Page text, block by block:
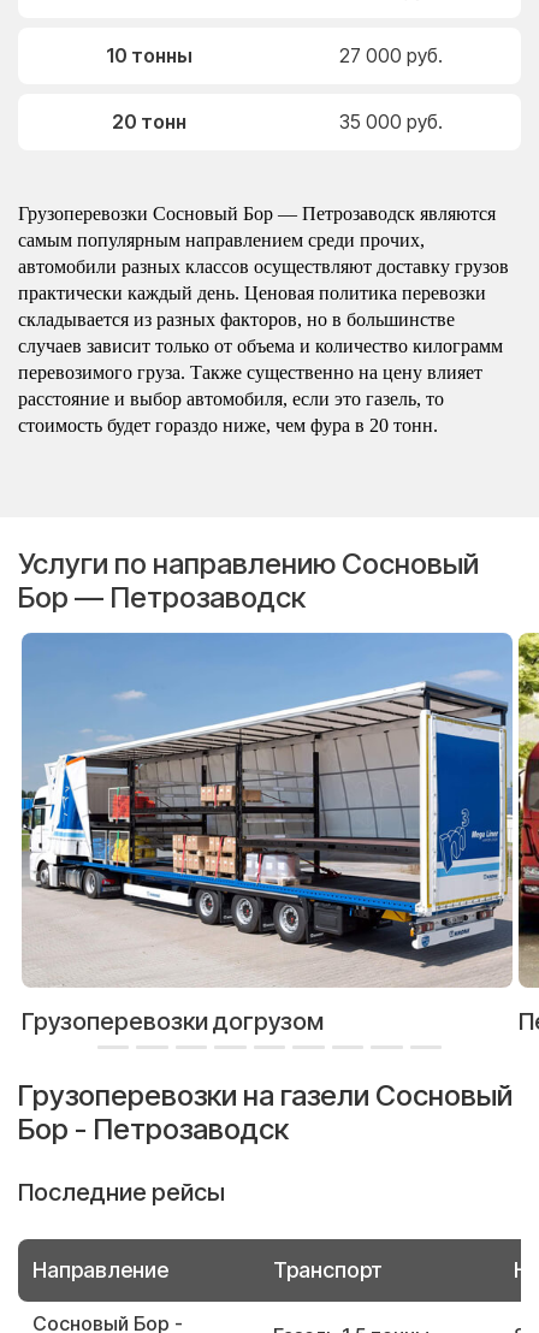
10 тонны 27 000 руб.
20 тонн 35 000 руб.
Грузоперевозки Сосновый Бор — Петрозаводск являются
самым популярным направлением среди прочих,
автомобили разных классов осуществляют доставку грузов
практически каждый день. Ценовая политика перевозки
складывается из разных факторов, но в большинстве
случаев зависит только от объема и количество килограмм
перевозимого груза. Также существенно на цену влияет
расстояние и выбор автомобиля, если это газель, то
стоимость будет гораздо ниже, чем фура в 20 тонн.
Услуги по направлению Сосновый
Бор — Петрозаводск
Грузоперевозки догрузом
Грузоперевозки на газели Сосновый
Бор - Петрозаводск
Последние рейсы
Направление Транспорт
Сосновый Бор -